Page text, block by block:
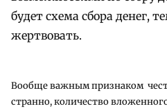
будет схема сбора денег,
жертвовать.
Вообще важным признаком
странно, количество